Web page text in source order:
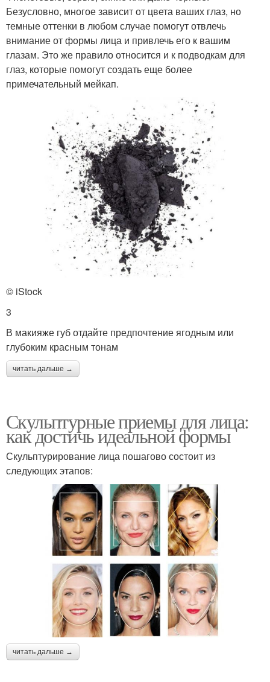
Безусловно, многое зависит от цвета ваших глаз, но
темные оттенки в любом случае помогут отвлечь
внимание от формы лица и привлечь его к вашим
глазам. Это же правило относится и к подводкам для
глаз, которые помогут создать еще более
примечательный мейкап.
© iStock
3
В макияже губ отдайте предпочтение ягодным или
глубоким красным тонам
читать дальше →
Скульптурные приемы для лица:
как достичь идеальной формы
Скульптурирование лица пошагово состоит из
следующих этапов:
читать дальше →